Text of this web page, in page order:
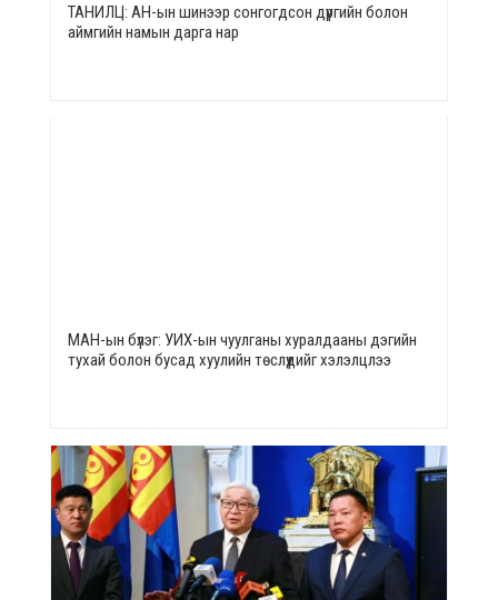
ТАНИЛЦ: АН-ын шинээр сонгогдсон дүүргийн болон
аймгийн намын дарга нар
МАН-ын бүлэг: УИХ-ын чуулганы хуралдааны дэгийн
тухай болон бусад хуулийн төслүүдийг хэлэлцлээ